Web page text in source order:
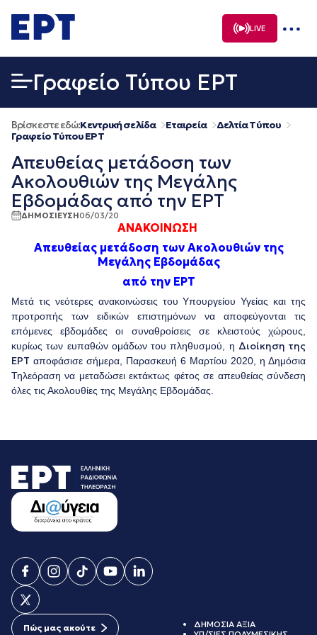
σε
περιεχόμενο
LIVE
Γραφείο Τύπου ΕΡΤ
Βρίσκεστε εδώ:Κεντρική σελίδα Εταιρεία
Δελτία Τύπου
Γραφείο Τύπου ΕΡΤ
Απευθείας μετάδοση των
Ακολουθιών της Μεγάλης
Εβδομάδας από την ΕΡΤ
ΔΗΜΟΣΙΕΥΣΗ06/03/20
ΑΝΑΚΟΙΝΩΣΗ
Απευθείας μετάδοση των Ακολουθιών της
Μεγάλης Εβδομάδας
από την ΕΡΤ
Μετά τις νεότερες ανακοινώσεις του Υπουργείου Υγείας και της
προτροπής των ειδικών επιστημόνων να αποφεύγονται τις
επόμενες εβδομάδες οι συναθροίσεις σε κλειστούς χώρους,
κυρίως των ευπαθών ομάδων του πληθυσμού, η Διοίκηση της
ΕΡΤ αποφάσισε σήμερα, Παρασκευή 6 Μαρτίου 2020, η Δημόσια
Τηλεόραση να μεταδώσει εκτάκτως φέτος σε απευθείας σύνδεση
όλες τις Ακολουθίες της Μεγάλης Εβδομάδας.
Πώς μας ακούτε
ΔΗΜΟΣΙΑ ΑΞΙΑ